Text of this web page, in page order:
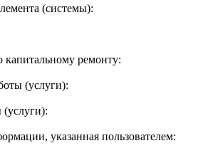
(системы):
ремонту:
(услуги):
(услуги):
указанная пользователем: